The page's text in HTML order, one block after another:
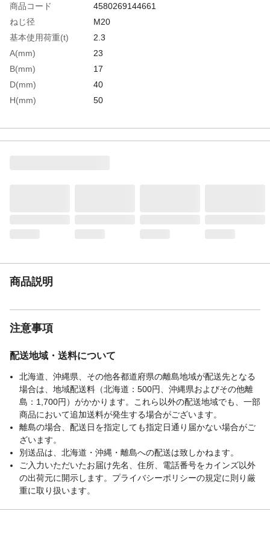
商品コード
4580269144661
ねじ径
M20
基本使用荷重(t)
2.3
A(mm)
23
B(mm)
17
D(mm)
40
H(mm)
50
生産国
ドイツ
商品説明
注意事項
配送地域・送料について
北海道、沖縄県、その他各都道府県の離島地域が配送先となる
場合は、地域配送料（北海道：500円、沖縄県およびその他離
島：1,700円）がかかります。これら以外の配送地域でも、一部
商品において追加送料が発生する場合がございます。
離島の場合、配送日を指定しても指定日通り届かない場合がご
ざいます。
別送品は、北海道・沖縄・離島への配送は致しかねます。
ご入力いただいたお届け先名、住所、電話番号をカインズ以外
の出荷元に開示します。プライバシーポリシーの規定に則り厳
重に取り扱います。